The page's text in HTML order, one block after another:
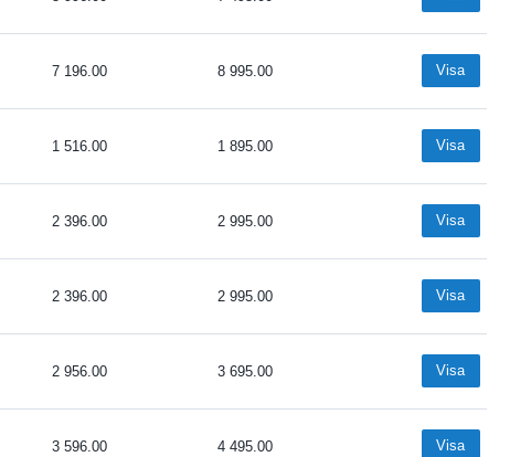
7 196.00 8 995.00 Visa
1 516.00 1 895.00 Visa
2 396.00 2 995.00 Visa
2 396.00 2 995.00 Visa
2 956.00 3 695.00 Visa
3 596.00 4 495.00 Visa